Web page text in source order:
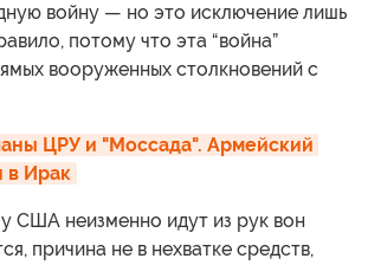
войну — но это исключение лишь
потому что эта “война”
вооруженных столкновений с
ЦРУ и "Моссада". Армейский
в Ирак
США неизменно идут из рук вон
причина не в нехватке средств,